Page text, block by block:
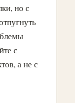
но с
с
а не с